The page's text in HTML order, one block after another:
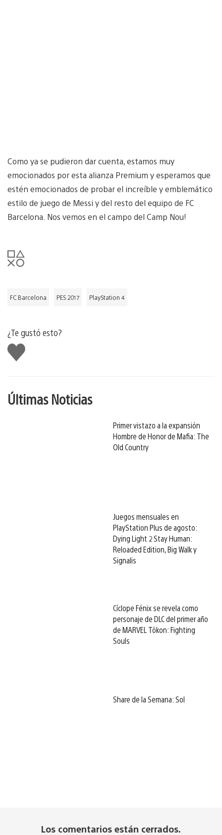
Como ya se pudieron dar cuenta, estamos muy
emocionados por esta alianza Premium y esperamos que
estén emocionados de probar el increíble y emblemático
estilo de juego de Messi y del resto del equipo de FC
Barcelona. Nos vemos en el campo del Camp Nou!
FC Barcelona PES 2017 PlayStation 4
¿Te gustó esto?
Me
gusta
Últimas Noticias
Primer vistazo a la expansión
Hombre de Honor de Mafia: The
Old Country
Juegos mensuales en
PlayStation Plus de agosto:
Dying Light 2 Stay Human:
Reloaded Edition, Big Walk y
Signalis
Cíclope Fénix se revela como
personaje de DLC del primer año
de MARVEL Tōkon: Fighting
Souls
Share de la Semana: Sol
Los comentarios están cerrados.